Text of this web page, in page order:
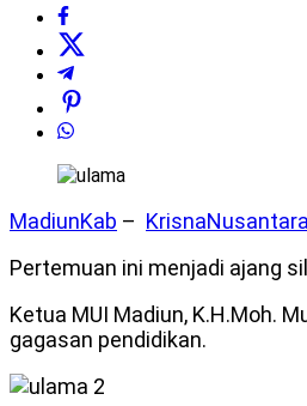
MadiunKab – KrisnaNusantara
Pertemuan ini menjadi ajang
Ketua MUI Madiun, K.H.Moh.
gagasan pendidikan.